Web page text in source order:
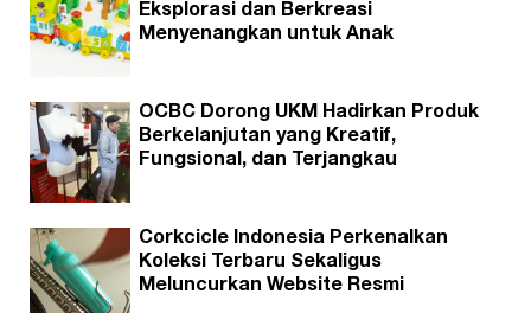
Eksplorasi dan Berkreasi
Menyenangkan untuk Anak
OCBC Dorong UKM Hadirkan Produk
Berkelanjutan yang Kreatif,
Fungsional, dan Terjangkau
Corkcicle Indonesia Perkenalkan
Koleksi Terbaru Sekaligus
Meluncurkan Website Resmi